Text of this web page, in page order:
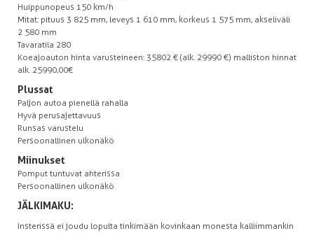
Huippunopeus 150 km/h
Mitat: pituus 3 825 mm, leveys 1 610 mm, korkeus 1 575 mm, akseliväli
2 580 mm
Tavaratila 280
Koeajoauton hinta varusteineen: 35 802 € (alk. 29 990 €) malliston hinnat
alk. 25 990,00 €
Plussat
Paljon autoa pienellä rahalla
Hyvä perusajettavuus
Runsas varustelu
Persoonallinen ulkonäkö
Miinukset
Pomput tuntuvat ahterissa
Persoonallinen ulkonäkö
JÄLKIMAKU:
Insterissä ei joudu lopulta tinkimään kovinkaan monesta kalliimmankin